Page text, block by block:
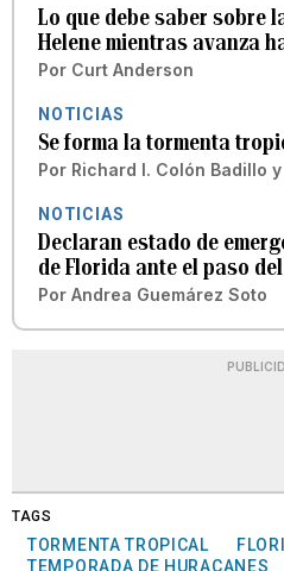
Lo que debe saber sobre
Helene mientras avanza
Por Curt Anderson
NOTICIAS
Se forma la tormenta
Por Richard I. Colón Badillo y
NOTICIAS
Declaran estado de
de Florida ante el paso
Por Andrea Guemárez Soto
TAGS
TORMENTA TROPICAL
TEMPORADA DE HURACANES